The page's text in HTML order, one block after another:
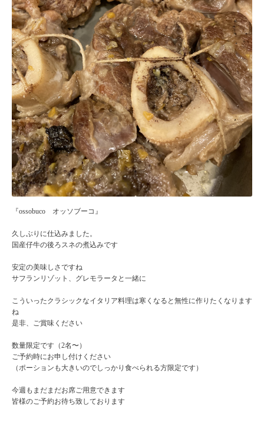
『ossobuco オッソブーコ』
久しぶりに仕込みました。
国産仔牛の後ろスネの煮込みです
安定の美味しさですね
サフランリゾット、グレモラータと一緒に
こういったクラシックなイタリア料理は寒くなると無性に作りたくなります
ね
是非、ご賞味ください
数量限定です（2名〜）
ご予約時にお申し付けください
（ポーションも大きいのでしっかり食べられる方限定です）
今週もまだまだお席ご用意できます
皆様のご予約お待ち致しております